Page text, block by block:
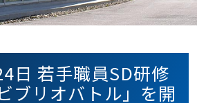
日 若手職員SD研修
ブリオバトル」を開